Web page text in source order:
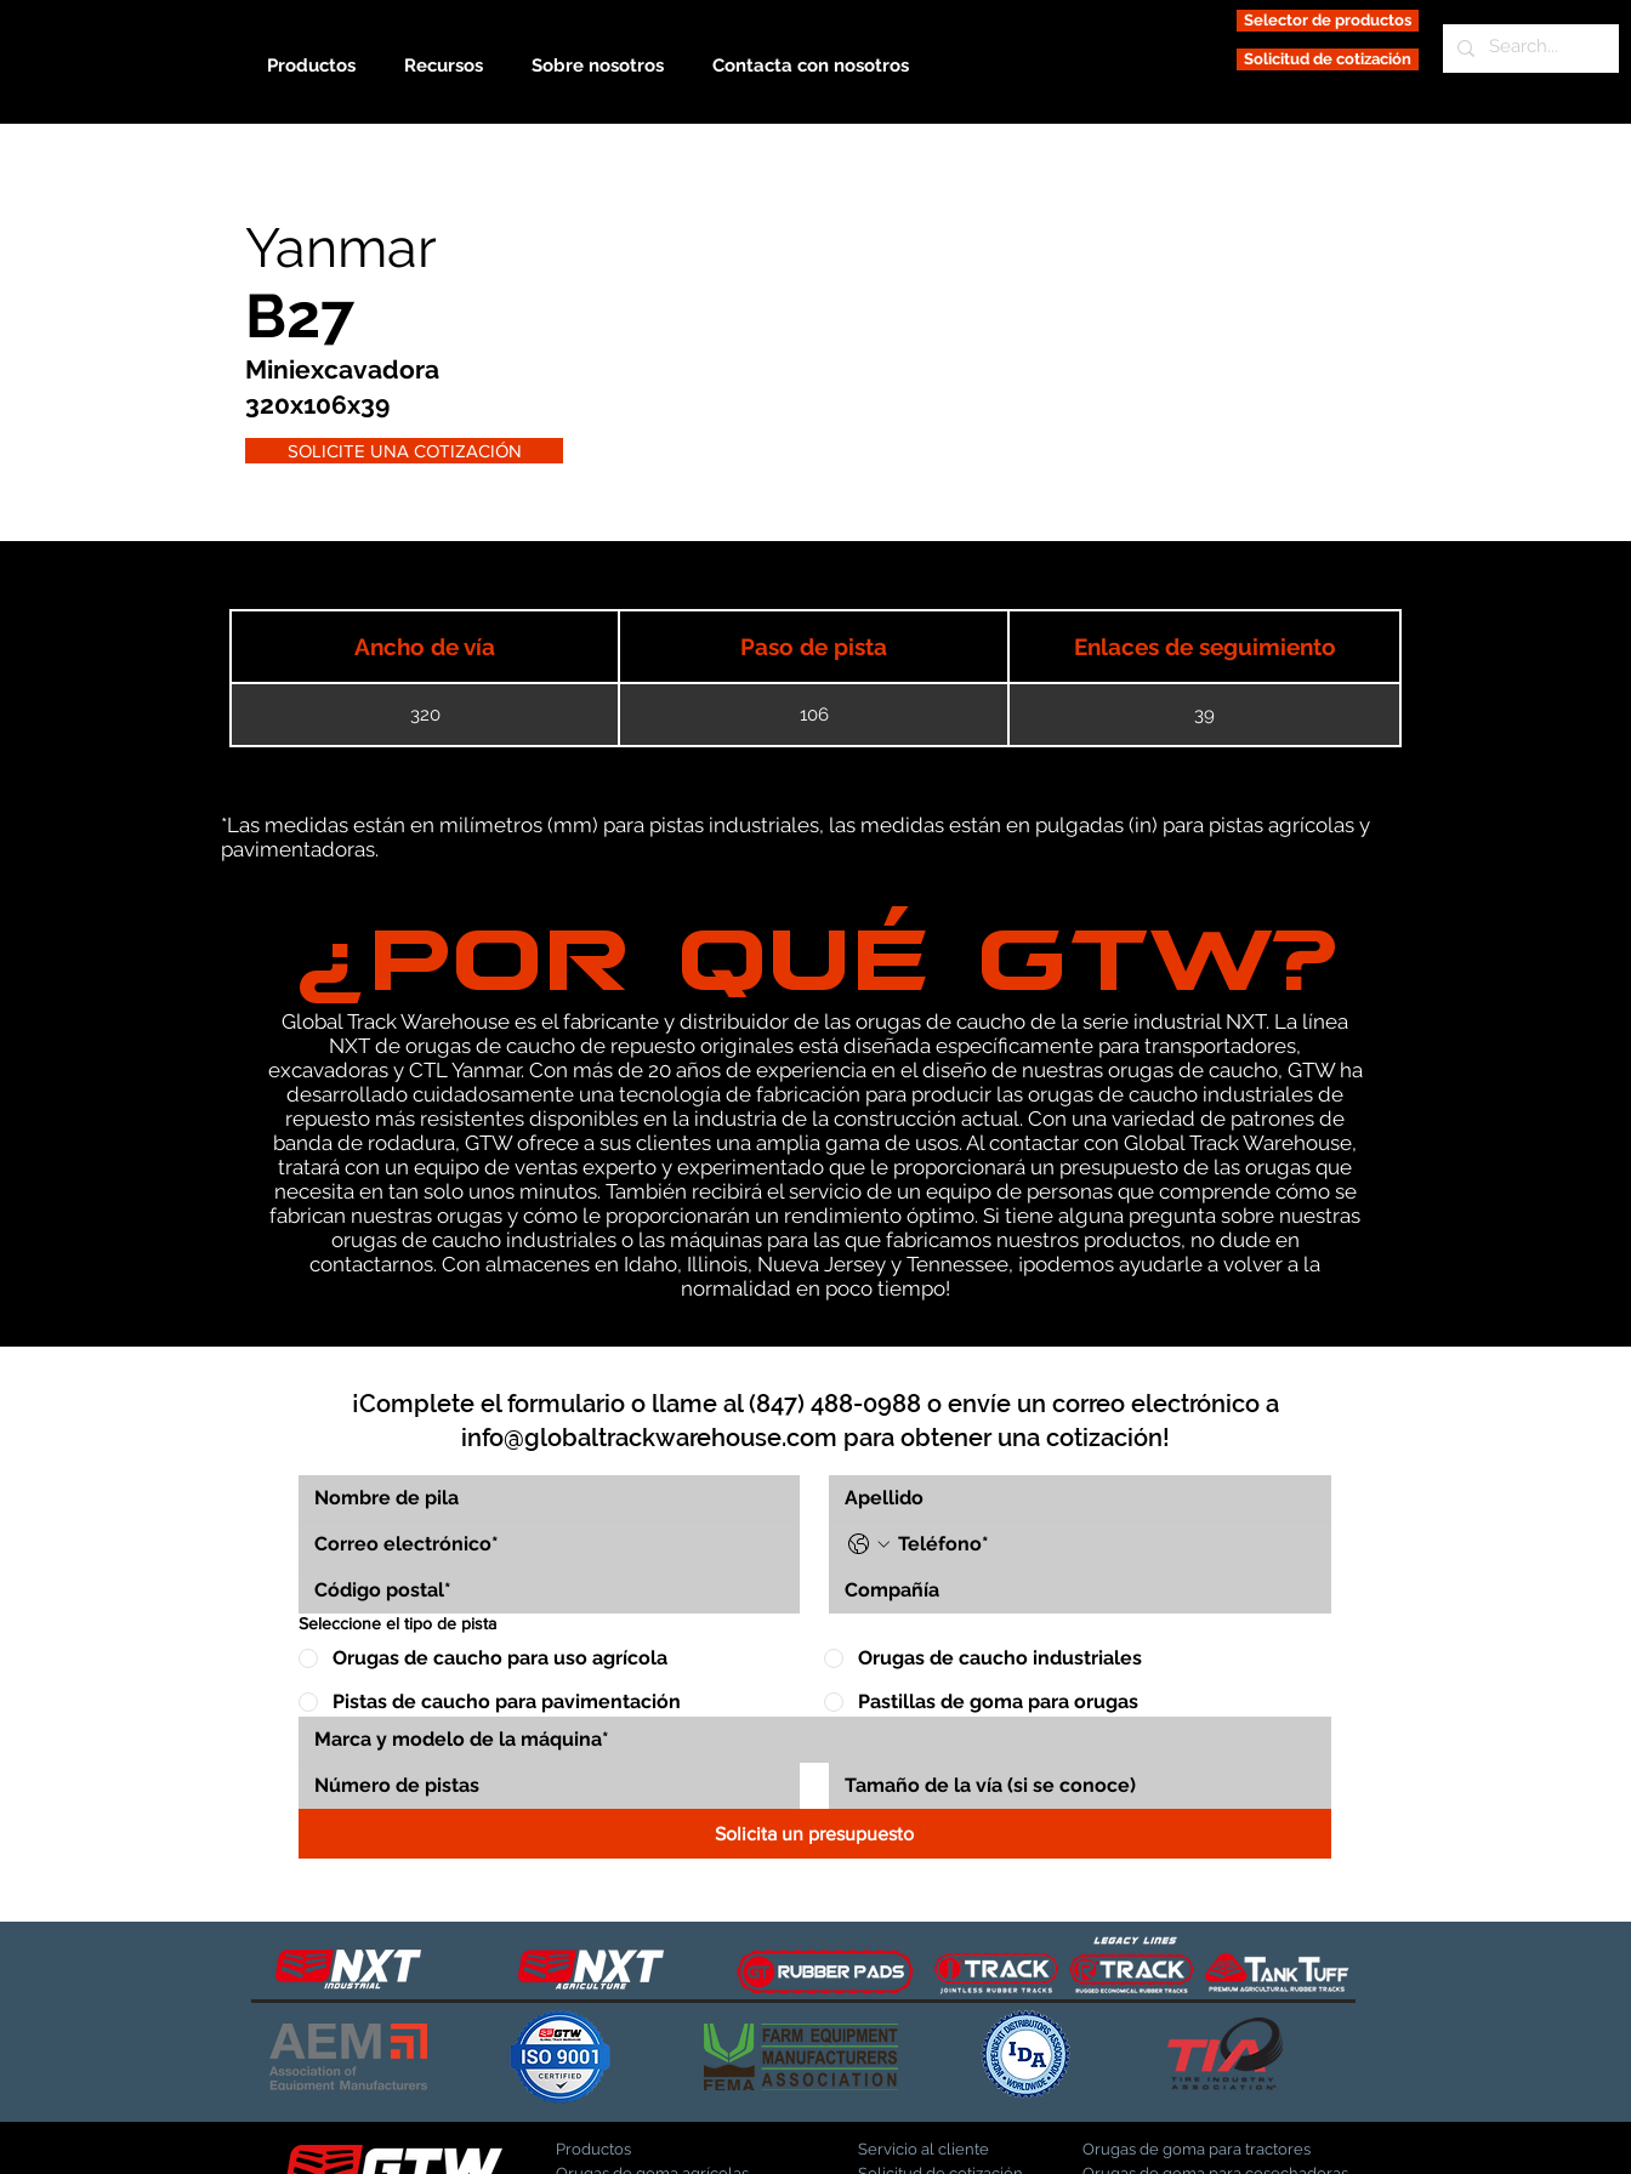
Productos Recursos Sobre nosotros Contacta con nosotros
Selector de productos
Solicitud de cotización
Yanmar
B27
Miniexcavadora
320x106x39
SOLICITE UNA COTIZACIÓN
Ancho de vía Paso de pista Enlaces de seguimiento
320 106 39
*Las medidas están en milímetros (mm) para pistas industriales, las medidas están en pulgadas (in) para pistas agrícolas y
pavimentadoras.
¿POR QUÉ GTW?
Global Track Warehouse es el fabricante y distribuidor de las orugas de caucho de la serie industrial NXT. La línea
NXT de orugas de caucho de repuesto originales está diseñada específicamente para transportadores,
excavadoras y CTL Yanmar. Con más de 20 años de experiencia en el diseño de nuestras orugas de caucho, GTW ha
desarrollado cuidadosamente una tecnología de fabricación para producir las orugas de caucho industriales de
repuesto más resistentes disponibles en la industria de la construcción actual. Con una variedad de patrones de
banda de rodadura, GTW ofrece a sus clientes una amplia gama de usos. Al contactar con Global Track Warehouse,
tratará con un equipo de ventas experto y experimentado que le proporcionará un presupuesto de las orugas que
necesita en tan solo unos minutos. También recibirá el servicio de un equipo de personas que comprende cómo se
fabrican nuestras orugas y cómo le proporcionarán un rendimiento óptimo. Si tiene alguna pregunta sobre nuestras
orugas de caucho industriales o las máquinas para las que fabricamos nuestros productos, no dude en
contactarnos. Con almacenes en Idaho, Illinois, Nueva Jersey y Tennessee, ¡podemos ayudarle a volver a la
normalidad en poco tiempo!
¡Complete el formulario o llame al (847) 488-0988 o envíe un correo electrónico a
info@globaltrackwarehouse.com para obtener una cotización!
Seleccione el tipo de pista
Orugas de caucho para uso agrícola
Orugas de caucho industriales
Pistas de caucho para pavimentación
Pastillas de goma para orugas
Solicita un presupuesto
Productos
Servicio al cliente
Orugas de goma para tractores